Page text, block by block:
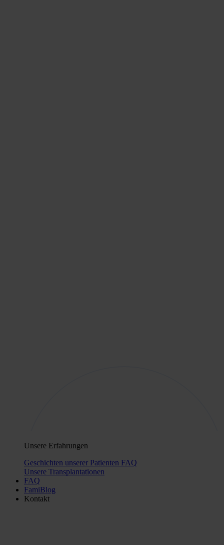
Unsere Erfahrungen
Geschichten unserer Patienten FAQ
Unsere Transplantationen
FAQ
FamiBlog
Kontakt